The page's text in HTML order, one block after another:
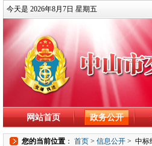
今天是 2026年8月7日 星期五
网站首页 政务公开
您的当前位置 ： 首页 > 信息公开 > 中标